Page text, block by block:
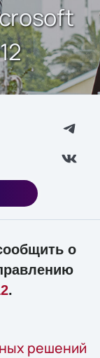
о
.
решений